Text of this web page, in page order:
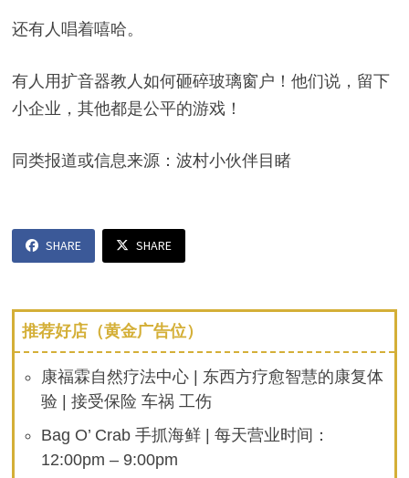
还有人唱着嘻哈。
有人用扩音器教人如何砸碎玻璃窗户！他们说，留下
小企业，其他都是公平的游戏！
同类报道或信息来源：波村小伙伴目睹
SHARE SHARE
推荐好店（黄金广告位）
康福霖自然疗法中心 | 东西方疗愈智慧的康复体
验 | 接受保险 车祸 工伤
Bag O’ Crab 手抓海鲜 | 每天营业时间：
12:00pm – 9:00pm